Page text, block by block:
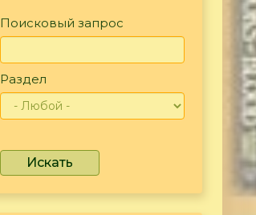
Поисковый запрос
Раздел
Искать